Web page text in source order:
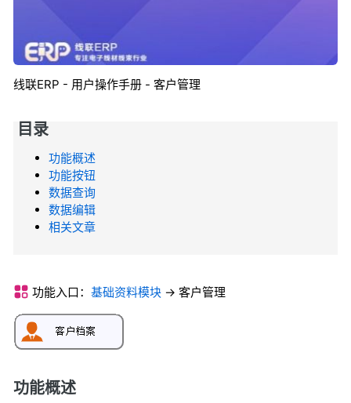
线联ERP - 用户操作手册 - 客户管理
目录
功能概述
功能按钮
数据查询
数据编辑
相关文章
功能入口： 基础资料模块 -> 客户管理
功能概述